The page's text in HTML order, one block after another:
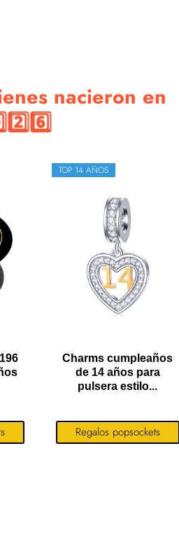
nacieron en
TOP 14 AÑOS
Charms cumpleaños
de 14 años para
pulsera estilo...
Regalos popsockets